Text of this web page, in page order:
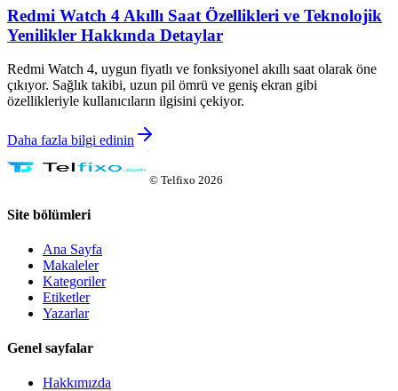
Redmi Watch 4 Akıllı Saat Özellikleri ve Teknolojik
Yenilikler Hakkında Detaylar
Redmi Watch 4, uygun fiyatlı ve fonksiyonel akıllı saat olarak öne
çıkıyor. Sağlık takibi, uzun pil ömrü ve geniş ekran gibi
özellikleriyle kullanıcıların ilgisini çekiyor.
Daha fazla bilgi edinin
© Telfixo 2026
Site bölümleri
Ana Sayfa
Makaleler
Kategoriler
Etiketler
Yazarlar
Genel sayfalar
Hakkımızda